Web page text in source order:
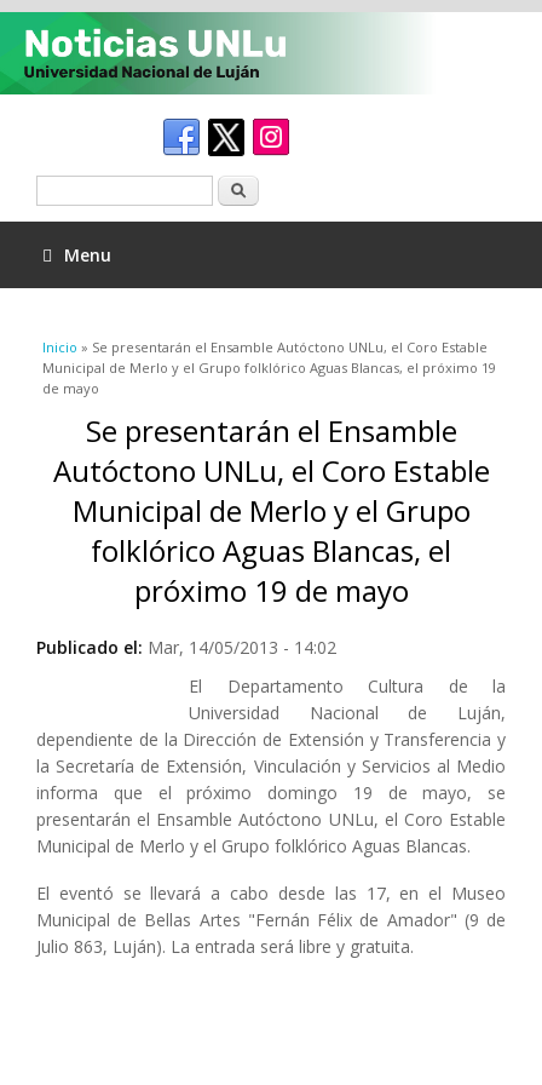
Menu
Se encuentra usted aquí
Inicio » Se presentarán el Ensamble Autóctono UNLu, el Coro Estable
Municipal de Merlo y el Grupo folklórico Aguas Blancas, el próximo 19
de mayo
Se presentarán el Ensamble
Autóctono UNLu, el Coro Estable
Municipal de Merlo y el Grupo
folklórico Aguas Blancas, el
próximo 19 de mayo
Publicado el: Mar, 14/05/2013 - 14:02
El Departamento Cultura de la
Universidad Nacional de Luján,
dependiente de la Dirección de Extensión y Transferencia y
la Secretaría de Extensión, Vinculación y Servicios al Medio
informa que el próximo domingo 19 de mayo, se
presentarán el Ensamble Autóctono UNLu, el Coro Estable
Municipal de Merlo y el Grupo folklórico Aguas Blancas.
El eventó se llevará a cabo desde las 17, en el Museo
Municipal de Bellas Artes "Fernán Félix de Amador" (9 de
Julio 863, Luján). La entrada será libre y gratuita.